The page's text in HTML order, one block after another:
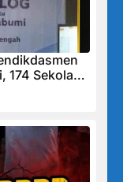
174 Sekolah